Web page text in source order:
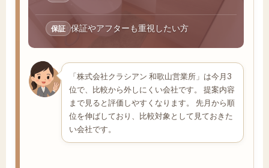
保証 保証やアフターも重視したい方
「株式会社クラシアン 和歌山営業所」は今月3
位で、比較から外しにくい会社です。 提案内容
まで見ると評価しやすくなります。 先月から順
位を伸ばしており、比較対象として見ておきた
い会社です。